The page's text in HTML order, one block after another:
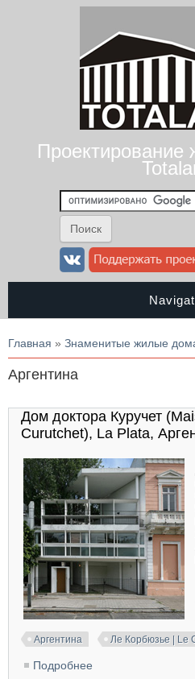
Проектирование
Вы здесь
Главная » Знаменитые жилые
Аргентина
Дом доктора Куручет
Curutchet), La Plata,
Аргентина
Ле Корбюзье | Le
Подробнее